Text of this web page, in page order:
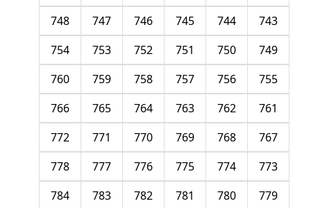
743
744
745
746
747
748
749
750
751
752
753
754
755
756
757
758
759
760
761
762
763
764
765
766
767
768
769
770
771
772
773
774
775
776
777
778
779
780
781
782
783
784